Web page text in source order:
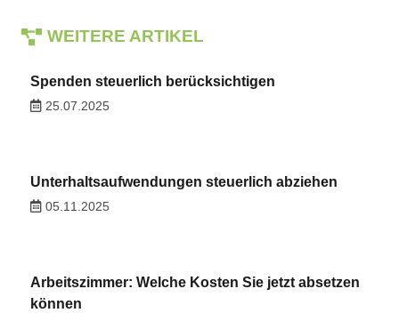
WEITERE ARTIKEL
Spenden steuerlich berücksichtigen
25.07.2025
Unterhaltsaufwendungen steuerlich abziehen
05.11.2025
Arbeitszimmer: Welche Kosten Sie jetzt absetzen
können